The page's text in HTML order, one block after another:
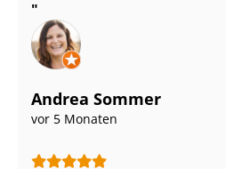
Andrea Sommer
vor 5 Monaten